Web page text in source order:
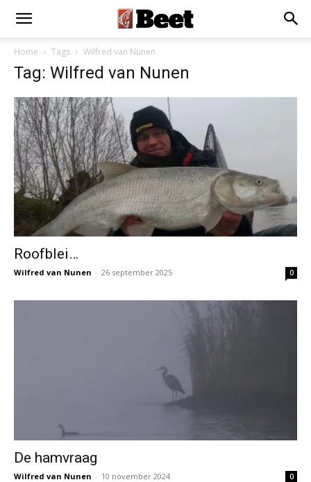
Home Tags Wilfred van Nunen
Tag: Wilfred van Nunen
Roofblei…
Wilfred van Nunen - 26 september 2025 0
De hamvraag
Wilfred van Nunen - 10 november 2024 0
Installeren